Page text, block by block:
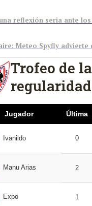
Trofeo de la
regularidad
Jugador Última
Ivanildo 0
Manu Arias 2
Expo 1